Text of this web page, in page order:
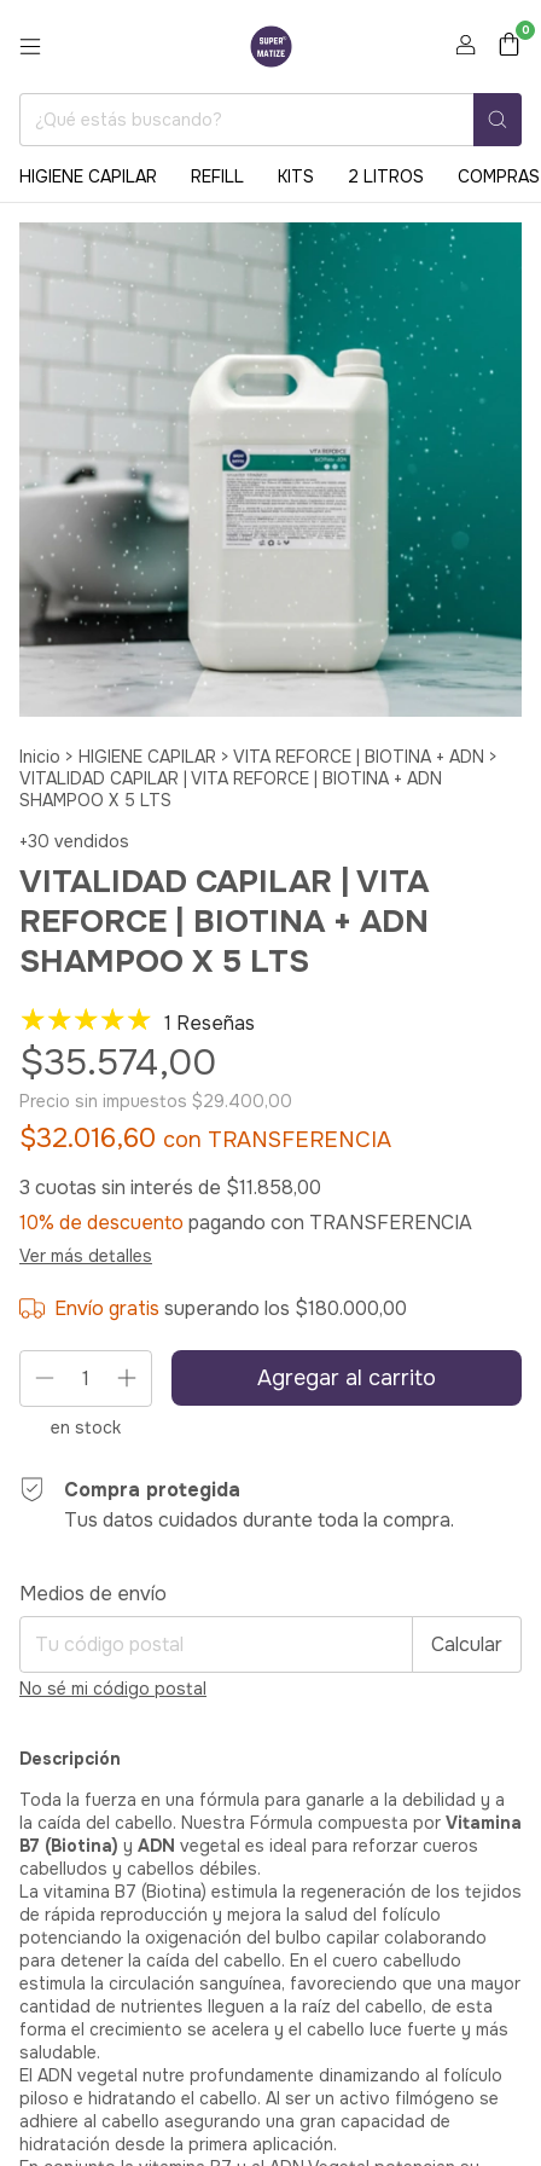
0
HIGIENE CAPILAR REFILL KITS 2 LITROS
Inicio > HIGIENE CAPILAR > VITA REFORCE | BIOTINA + ADN >
VITALIDAD CAPILAR | VITA REFORCE | BIOTINA + ADN
SHAMPOO X 5 LTS
+30 vendidos
VITALIDAD CAPILAR | VITA
REFORCE | BIOTINA + ADN
SHAMPOO X 5 LTS
1 Reseñas
$35.574,00
Precio sin impuestos $29.400,00
$32.016,60 con TRANSFERENCIA
3 cuotas sin interés de $11.858,00
10% de descuento pagando con TRANSFERENCIA
Ver más detalles
Envío gratis superando los $180.000,00
en stock
Compra protegida
Tus datos cuidados durante toda la compra.
Entregas para el CP:
Medios de envío
Calcular
No sé mi código postal
Descripción
Toda la fuerza en una fórmula para ganarle a la debilidad y a
la caída del cabello. Nuestra Fórmula compuesta por Vitamina
B7 (Biotina) y ADN vegetal es ideal para reforzar cueros
cabelludos y cabellos débiles.
La vitamina B7 (Biotina) estimula la regeneración de los tejidos
de rápida reproducción y mejora la salud del folículo
potenciando la oxigenación del bulbo capilar colaborando
para detener la caída del cabello. En el cuero cabelludo
estimula la circulación sanguínea, favoreciendo que una mayor
cantidad de nutrientes lleguen a la raíz del cabello, de esta
forma el crecimiento se acelera y el cabello luce fuerte y más
saludable.
El ADN vegetal nutre profundamente dinamizando al folículo
piloso e hidratando el cabello. Al ser un activo filmógeno se
adhiere al cabello asegurando una gran capacidad de
hidratación desde la primera aplicación.